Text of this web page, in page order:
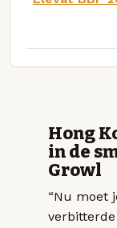
Hong
in de
Growl
“Nu moet